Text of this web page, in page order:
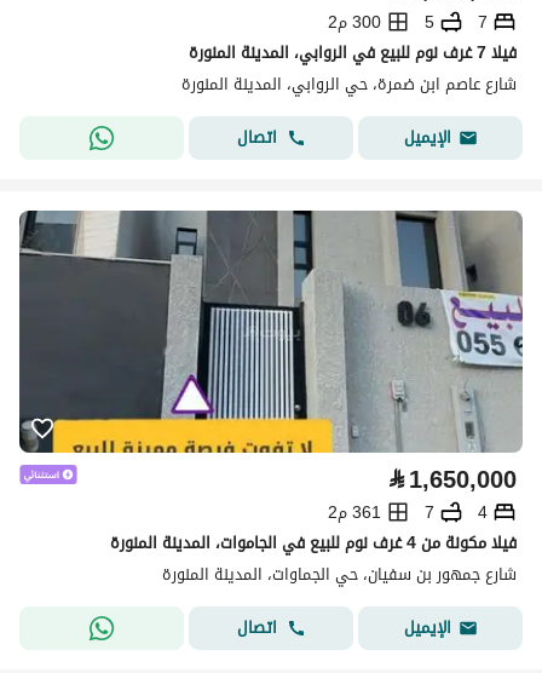
7
5
300 م2
فيلا 7 غرف نوم للبيع في الروابي، المدينة المنورة
شارع عاصم ابن ضمرة، حي الروابي، المدينة المنورة
الإيميل
اتصال
⃁1,650,000
4
7
361 م2
فيلا مكونة من 4 غرف نوم للبيع في الجاموات، المدينة المنورة
شارع جمهور بن سفيان، حي الجماوات، المدينة المنورة
الإيميل
اتصال